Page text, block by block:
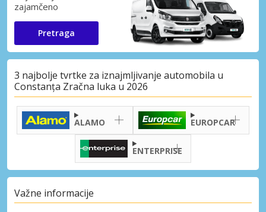
zajamčeno
Pretraga
3 najbolje tvrtke za iznajmljivanje automobila u
Constanța Zračna luka u 2026
ALAMO EUROPCAR
ENTERPRISE
Važne informacije